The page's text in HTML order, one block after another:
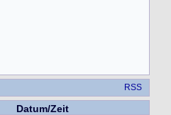
RSS
Datum/Zeit